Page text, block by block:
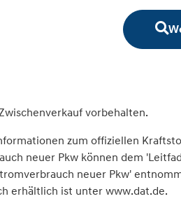
vorbehalten.
zum offiziellen
neuer Pkw können dem
neuer Pkw'
erhältlich ist unter www.dat.de.